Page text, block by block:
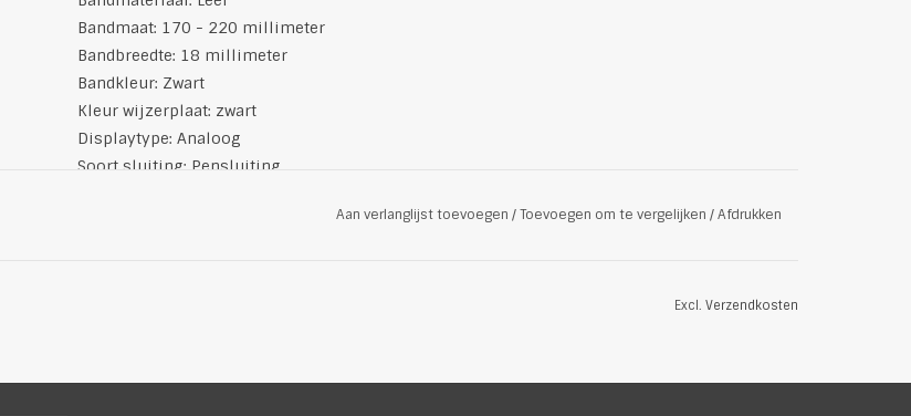
Bandmaat: 170 - 220 millimeter
Bandbreedte: 18 millimeter
Bandkleur: Zwart
Kleur wijzerplaat: zwart
Displaytype: Analoog
Soort sluiting: Pensluiting
Diameter behuizing: 40 millimeterAan verlanglijst toevoegen /Toevoegen om te vergelijken /Afdrukken
Excl. Verzendkosten